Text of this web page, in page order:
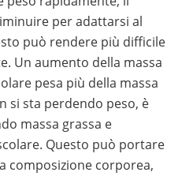
per adattarsi al
può rendere più difficile
Un aumento della massa
pesa più della massa
si sta perdendo peso, è
massa grassa e
Questo può portare
composizione corporea,